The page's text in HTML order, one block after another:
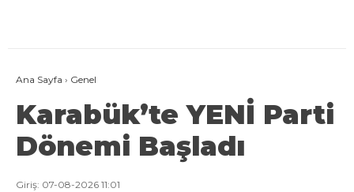
Ana Sayfa › Genel
Karabük’te YENİ Parti
Dönemi Başladı
Giriş: 07-08-2026 11:01